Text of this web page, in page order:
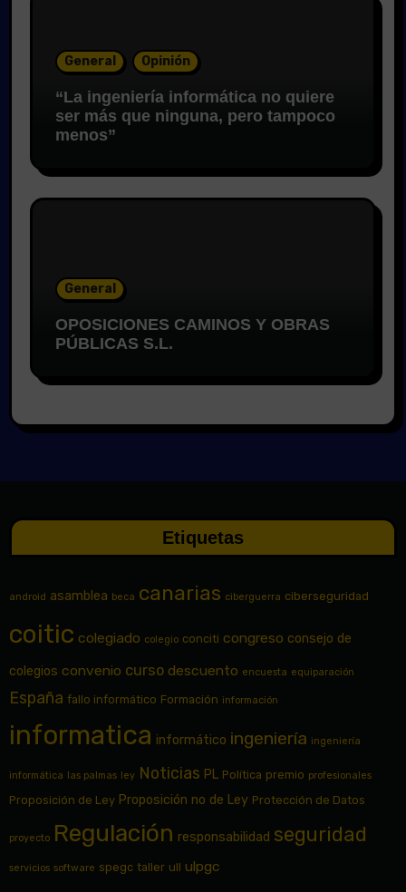
General Opinión
“La ingeniería informática no quiere
ser más que ninguna, pero tampoco
menos”
General
OPOSICIONES CAMINOS Y OBRAS
PÚBLICAS S.L.
Etiquetas
android asamblea beca canarias ciberguerra ciberseguridad
coitic colegiado colegio conciti congreso consejo de
colegios convenio curso descuento encuesta equiparación
España fallo informático Formación información
informatica informático ingeniería ingeniería
informática las palmas ley Noticias PL Política premio profesionales
Proposición de Ley Proposición no de Ley Protección de Datos
proyecto Regulación responsabilidad seguridad
servicios software spegc taller ull ulpgc